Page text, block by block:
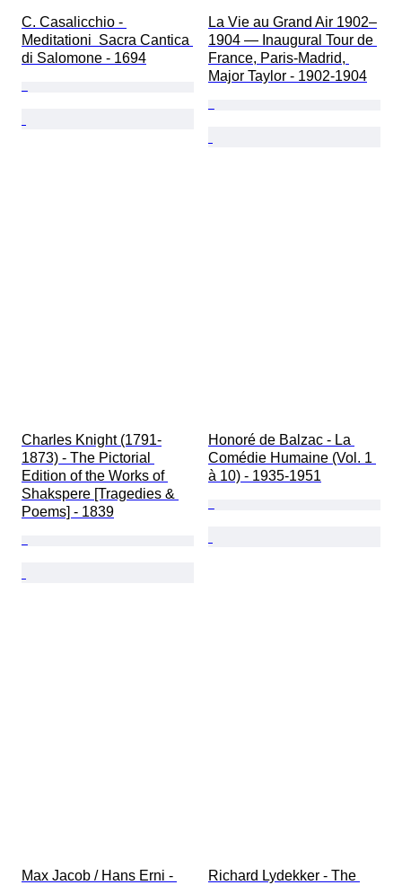
C. Casalicchio -
Meditationi  Sacra Cantica
di Salomone - 1694
La Vie au Grand Air 1902–
1904 — Inaugural Tour de
France, Paris-Madrid,
Major Taylor - 1902-1904
Charles Knight (1791-
1873) - The Pictorial
Edition of the Works of
Shakspere [Tragedies &
Poems] - 1839
Honoré de Balzac - La
Comédie Humaine (Vol. 1
à 10) - 1935-1951
Max Jacob / Hans Erni -
Richard Lydekker - The